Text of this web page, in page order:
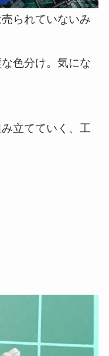
られていないみ
色分け。気にな
立てていく、工